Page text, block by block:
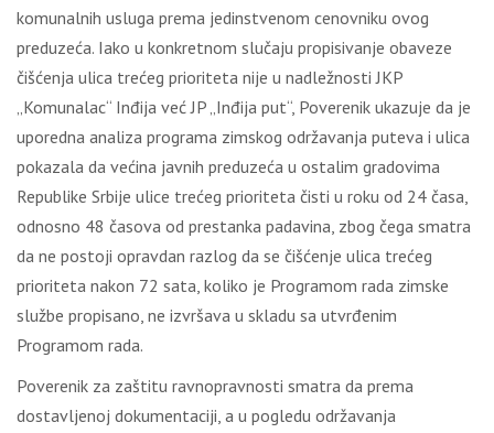
komunalnih usluga prema jedinstvenom cenovniku ovog
preduzeća. Iako u konkretnom slučaju propisivanje obaveze
čišćenja ulica trećeg prioriteta nije u nadležnosti JKP
„Komunalac“ Inđija već JP „Inđija put“, Poverenik ukazuje da je
uporedna analiza programa zimskog održavanja puteva i ulica
pokazala da većina javnih preduzeća u ostalim gradovima
Republike Srbije ulice trećeg prioriteta čisti u roku od 24 časa,
odnosno 48 časova od prestanka padavina, zbog čega smatra
da ne postoji opravdan razlog da se čišćenje ulica trećeg
prioriteta nakon 72 sata, koliko je Programom rada zimske
službe propisano, ne izvršava u skladu sa utvrđenim
Programom rada.
Poverenik za zaštitu ravnopravnosti smatra da prema
dostavlјenoj dokumentaciji, a u pogledu održavanja